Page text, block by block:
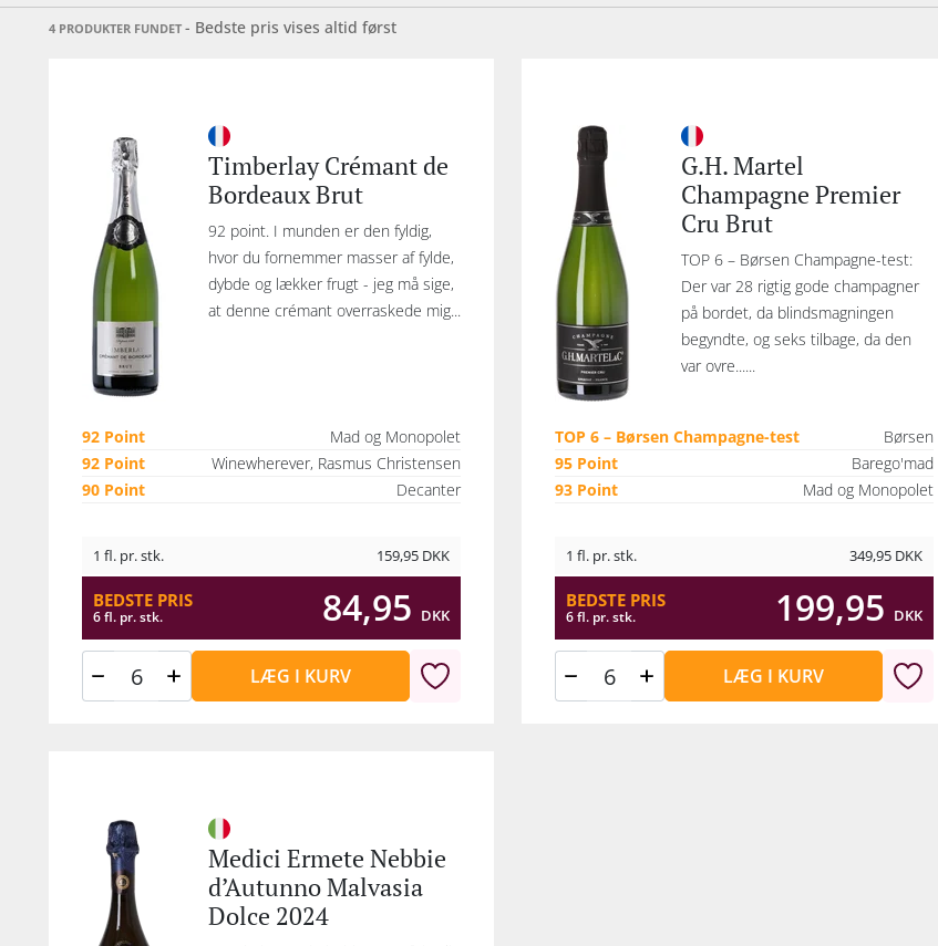
4 PRODUKTER FUNDET - Bedste pris vises altid først
Timberlay Crémant de
Bordeaux Brut
92 point. I munden er den fyldig,
hvor du fornemmer masser af fylde,
dybde og lækker frugt - jeg må sige,
at denne crémant overraskede mig...
92 Point
Mad og Monopolet
92 Point
Winewherever, Rasmus Christensen
90 Point
Decanter
1 fl. pr. stk. 159,95 DKK
BEDSTE PRIS
6 fl. pr. stk. 84,95 DKK
LÆG I KURV
G.H. Martel
Champagne Premier
Cru Brut
TOP 6 – Børsen Champagne-test:
Der var 28 rigtig gode champagner
på bordet, da blindsmagningen
begyndte, og seks tilbage, da den
var ovre......
TOP 6 – Børsen Champagne-test
Børsen
95 Point
Barego'mad
93 Point
Mad og Monopolet
1 fl. pr. stk. 349,95 DKK
BEDSTE PRIS
6 fl. pr. stk. 199,95 DKK
LÆG I KURV
Medici Ermete Nebbie
d’Autunno Malvasia
Dolce 2024